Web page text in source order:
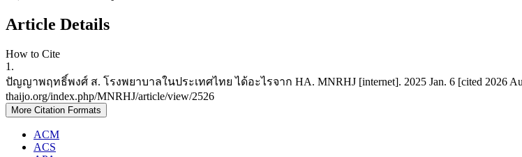
Article Details
How to Cite
1.
ปัญญาพฤทธิ์พงศ์ ส. โรงพยาบาลในประเทศไทย ได้อะไรจาก HA. MNRHJ [internet]. 2025 Jan. 6 [cited 2026
thaijo.org/index.php/MNRHJ/article/view/2526
More Citation Formats
ACM
ACS